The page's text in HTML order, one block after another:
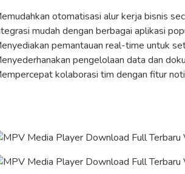
otomatisasi alur kerja bisnis
mudah dengan berbagai aplikasi
pemantauan real-time untuk
pengelolaan data dan
kolaborasi tim dengan fitur